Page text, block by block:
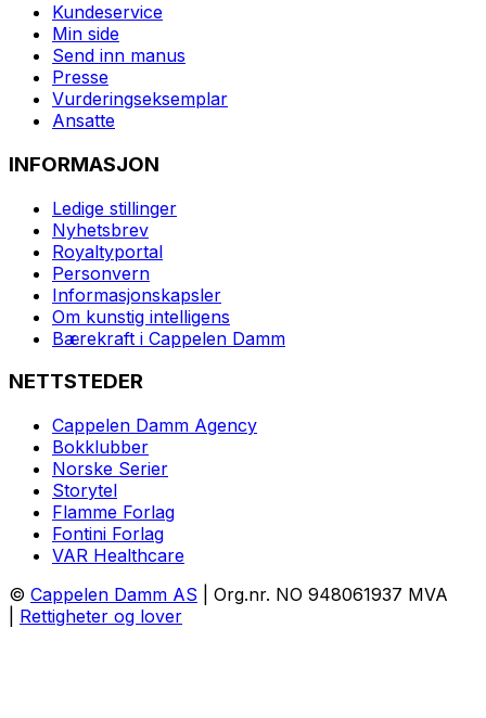
Kundeservice
Min side
Send inn manus
Presse
Vurderingseksemplar
Ansatte
INFORMASJON
Ledige stillinger
Nyhetsbrev
Royaltyportal
Personvern
Informasjonskapsler
Om kunstig intelligens
Bærekraft i Cappelen Damm
NETTSTEDER
Cappelen Damm Agency
Bokklubber
Norske Serier
Storytel
Flamme Forlag
Fontini Forlag
VAR Healthcare
© Cappelen Damm AS | Org.nr. NO 948061937 MVA
Rettigheter og lover